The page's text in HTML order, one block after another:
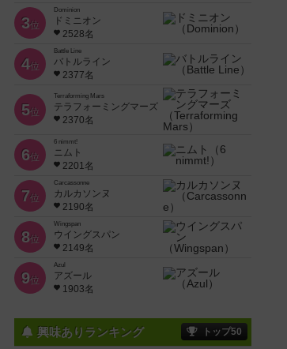
3位
Dominion
ドミニオン
2528名
4位
Battle Line
バトルライン
2377名
5位
Terraforming Mars
テラフォーミングマーズ
2370名
6位
6 nimmt!
ニムト
2201名
7位
Carcassonne
カルカソンヌ
2190名
8位
Wingspan
ウイングスパン
2149名
9位
Azul
アズール
1903名
興味ありランキング トップ50